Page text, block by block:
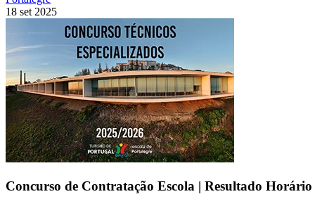
18 set 2025
Concurso de Contratação Escola | Resultado Horário